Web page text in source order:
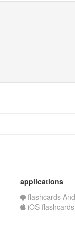
applications
flashcards
iOS flashcards